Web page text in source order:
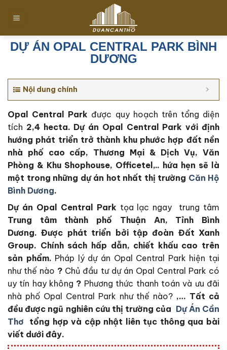
đến
dungDỰ ÁN OPAL CENTRAL PARK BÌNH
DƯƠNG
Nội dung chính
Opal Central Park được quy hoạch trên tổng diện
tích 2,4 hecta. Dự án Opal Central Park với định
hướng phát triển trở thành khu phước hợp đất nền
nhà phố cao cấp, Thương Mại & Dịch Vụ, Văn
Phòng & Khu Shophouse, Officetel,.. hứa hẹn sẽ là
một trong những dự án hot nhất thị trường Căn Hộ
Bình Dương.
Dự án Opal Central Park tọa lạc ngay trung tâm
Trung tâm thành phố Thuận An, Tỉnh Bình
Dương. Được phát triển bởi tập đoàn Đất Xanh
Group. Chính sách hấp dẫn, chiết khấu cao trên
sản phẩm. Pháp lý dự án Opal Central Park hiện tại
như thế nào ? Chủ đầu tư dự án Opal Central Park có
uy tín hay không ? Phương thức thanh toán và ưu đãi
nhà phố Opal Central Park như thế nào? ,… Tất cả
đều được ngũ nghiên cứu thị trường của Dự Án Cần
Thơ
tổng hợp và cập nhật liên tục thông qua bài
viết dưới đây.